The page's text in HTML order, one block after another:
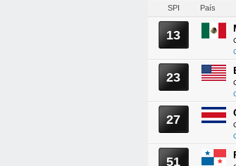
SPI
País
13
23
27
51